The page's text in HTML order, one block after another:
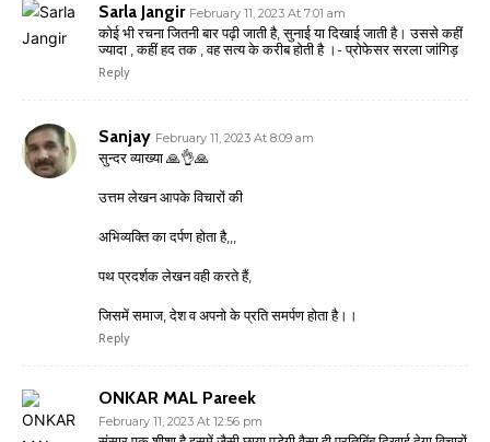
Sarla Jangir February 11, 2023 At 7:01 am
कोई भी रचना जितनी बार पढ़ी जाती है, सुनाई या दिखाई जाती है। उससे कहीं
ज्यादा , कहीं हद तक , वह सत्य के करीब होती है ।- प्रोफेसर सरला जांगिड़
Reply
Sanjay February 11, 2023 At 8:09 am
सुन्दर व्याख्या 🙏👌🙏
उत्तम लेखन आपके विचारों की
अभिव्यक्ति का दर्पण होता है,,,
पथ प्रदर्शक लेखन वही करते हैं,
जिसमें समाज, देश व अपनो के प्रति समर्पण होता है।।
Reply
ONKAR MAL Pareek
February 11, 2023 At 12:56 pm